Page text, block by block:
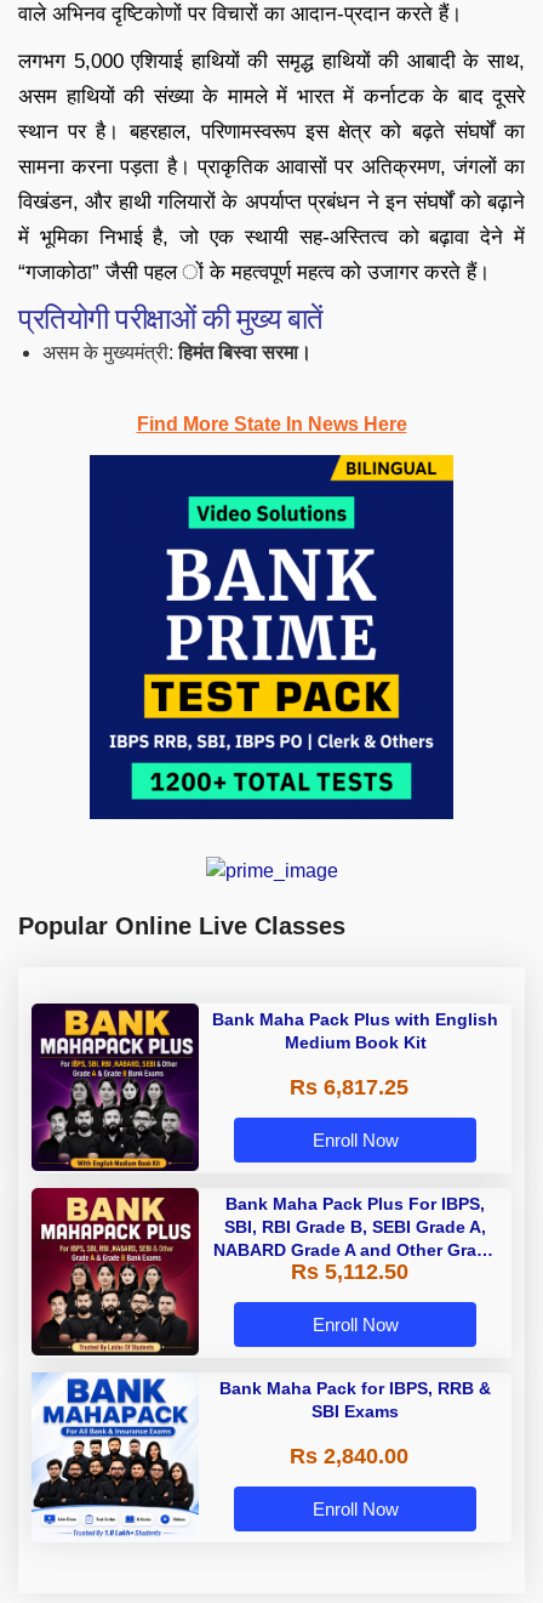
वाले अभिनव दृष्टिकोणों पर विचारों का आदान-प्रदान करते हैं।
लगभग 5,000 एशियाई हाथियों की समृद्ध हाथियों की आबादी के साथ,
असम हाथियों की संख्या के मामले में भारत में कर्नाटक के बाद दूसरे
स्थान पर है। बहरहाल, परिणामस्वरूप इस क्षेत्र को बढ़ते संघर्षों का
सामना करना पड़ता है। प्राकृतिक आवासों पर अतिक्रमण, जंगलों का
विखंडन, और हाथी गलियारों के अपर्याप्त प्रबंधन ने इन संघर्षों को बढ़ाने
में भूमिका निभाई है, जो एक स्थायी सह-अस्तित्व को बढ़ावा देने में
“गजाकोठा” जैसी पहल ों के महत्वपूर्ण महत्व को उजागर करते हैं।
प्रतियोगी परीक्षाओं की मुख्य बातें
असम के मुख्यमंत्री:हिमंत बिस्वा सरमा।
Find More State In News Here
Popular Online Live Classes
Bank Maha Pack Plus with English
Medium Book Kit
Rs 6,817.25
Enroll Now
Bank Maha Pack Plus For IBPS,
SBI, RBI Grade B, SEBI Grade A,
NABARD Grade A and Other Grade
A & Grade B Bank Exams
Rs 5,112.50
Enroll Now
Bank Maha Pack for IBPS, RRB &
SBI Exams
Rs 2,840.00
Enroll Now